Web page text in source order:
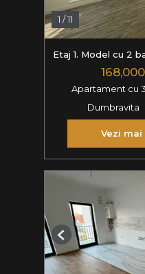
1 /11
Etaj 1. Model cu 2
Apartament cu
Dumbravita
Vezi
Previous